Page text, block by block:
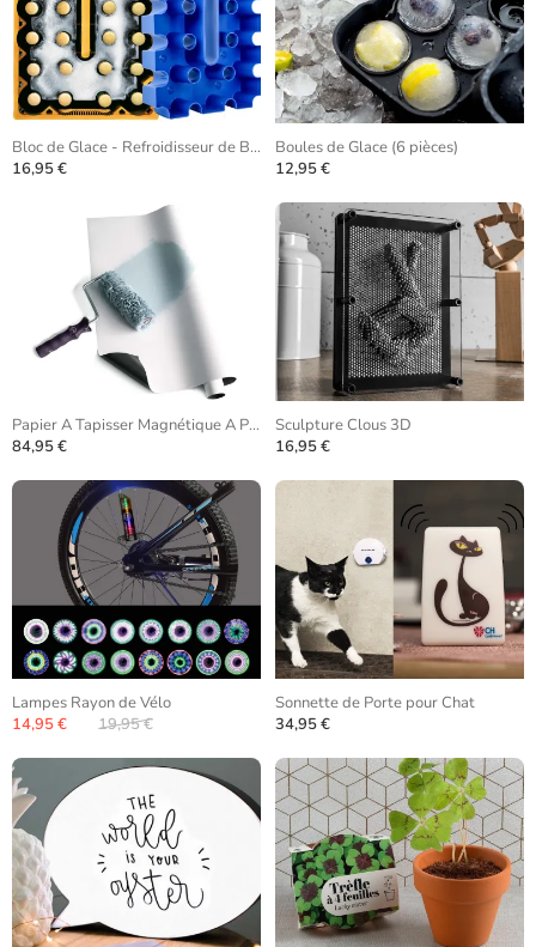
Bloc de Glace - Refroidisseur de Bière
16,95 €
Boules de Glace (6 pièces)
12,95 €
Papier A Tapisser Magnétique A Peindre
84,95 €
Sculpture Clous 3D
16,95 €
Lampes Rayon de Vélo
14,95 €
19,95 €
Sonnette de Porte pour Chat
34,95 €